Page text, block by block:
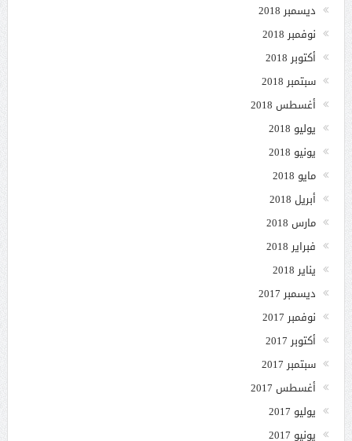
ديسمبر 2018
نوفمبر 2018
أكتوبر 2018
سبتمبر 2018
أغسطس 2018
يوليو 2018
يونيو 2018
مايو 2018
أبريل 2018
مارس 2018
فبراير 2018
يناير 2018
ديسمبر 2017
نوفمبر 2017
أكتوبر 2017
سبتمبر 2017
أغسطس 2017
يوليو 2017
يونيو 2017